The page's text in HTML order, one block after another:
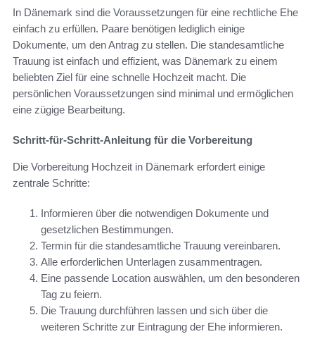
In Dänemark sind die Voraussetzungen für eine rechtliche Ehe
einfach zu erfüllen. Paare benötigen lediglich einige
Dokumente, um den Antrag zu stellen. Die standesamtliche
Trauung ist einfach und effizient, was Dänemark zu einem
beliebten Ziel für eine schnelle Hochzeit macht. Die
persönlichen Voraussetzungen sind minimal und ermöglichen
eine zügige Bearbeitung.
Schritt-für-Schritt-Anleitung für die Vorbereitung
Die Vorbereitung Hochzeit in Dänemark erfordert einige
zentrale Schritte:
Informieren über die notwendigen Dokumente und
gesetzlichen Bestimmungen.
Termin für die standesamtliche Trauung vereinbaren.
Alle erforderlichen Unterlagen zusammentragen.
Eine passende Location auswählen, um den besonderen
Tag zu feiern.
Die Trauung durchführen lassen und sich über die
weiteren Schritte zur Eintragung der Ehe informieren.